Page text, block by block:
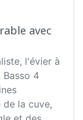
avec
l'évier à
Basso 4
la cuve,